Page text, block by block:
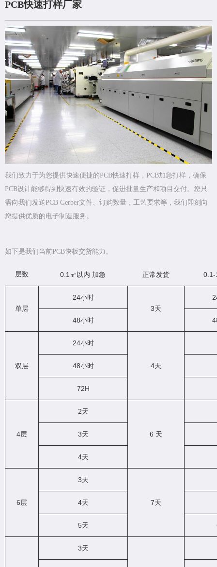
PCB快速打样厂家
我们致力于为您提供快速便捷的PCB快速打样，PCB加急打样，确保
PCB设计能够得到快速有效的验证，促进批量生产和项目交付。您只
需向我们发送PCB Gerber文件、订购数量，工艺要求等，我们即刻向
您提供优质的电子制造服务。
如下是我们当前PCB快板交货能力。
层数 0.1㎡以内 加急 正常发货 0.1-
单层
24小时
3天
48小时
双层
24小时
4天
48小时
72H
4层
2天
6 天
3天
4天
6层
3天
7天
4天
5天
3天